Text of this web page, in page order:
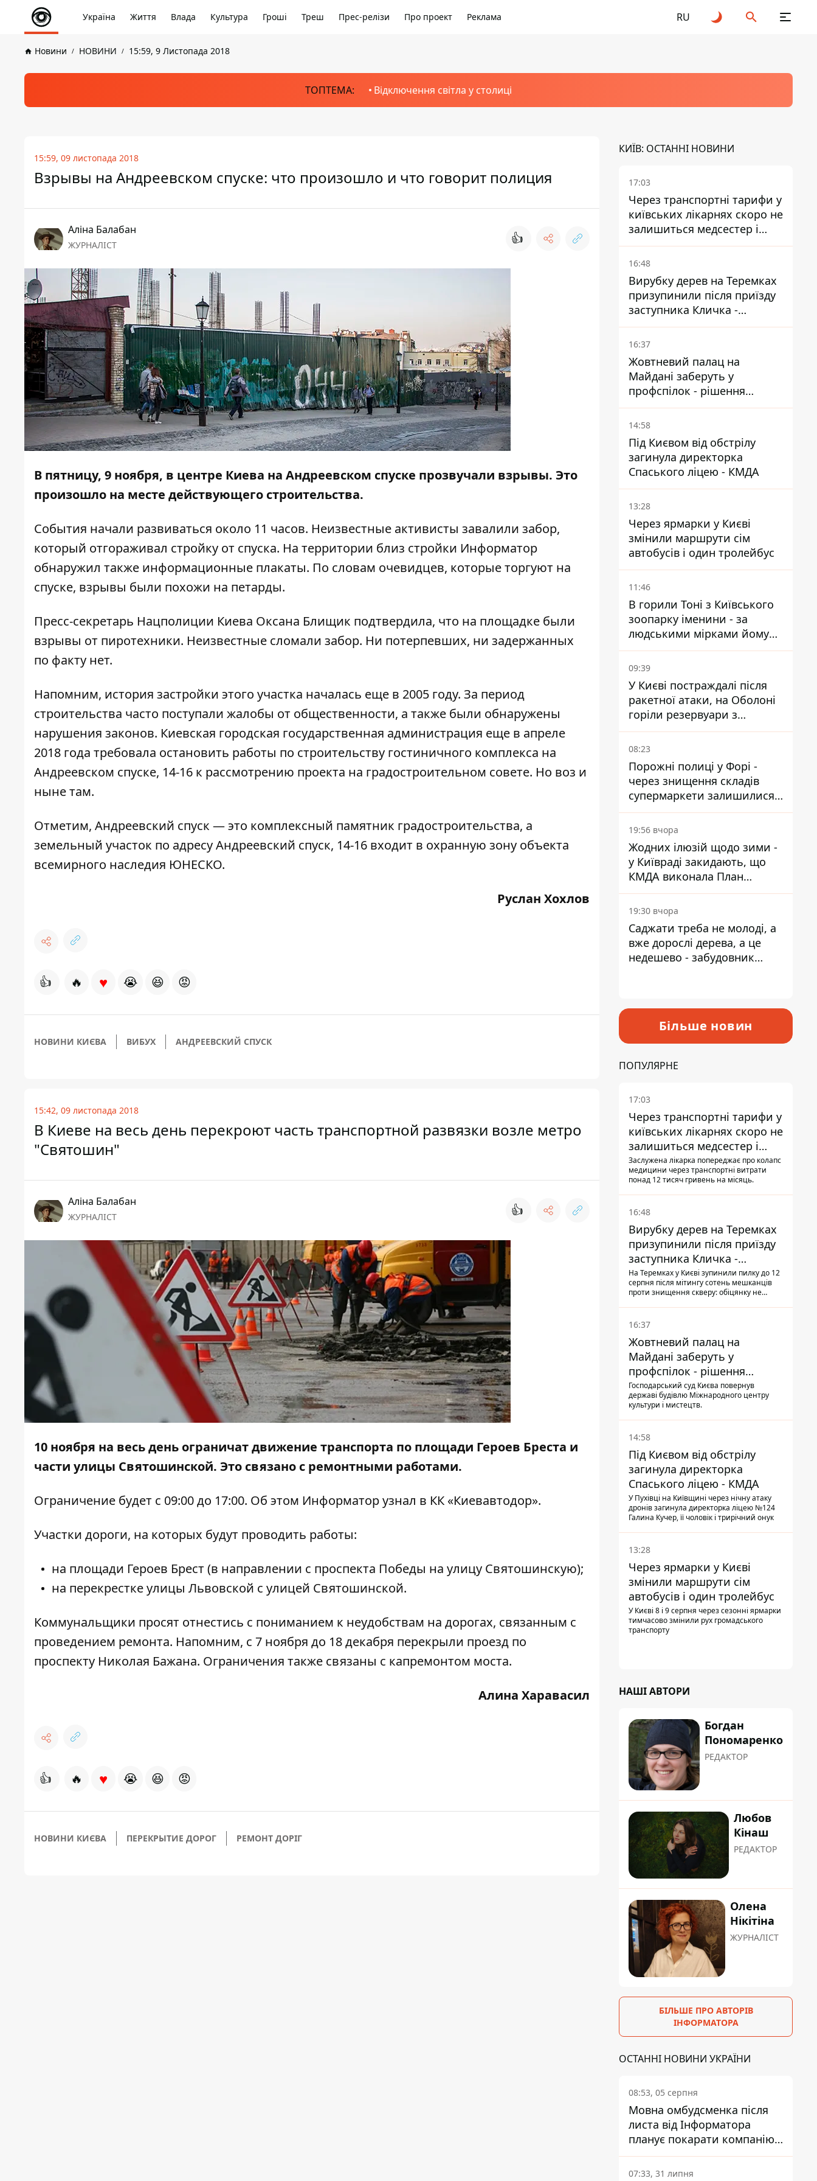
Україна Життя Влада Культура Гроші Треш Прес-релізи Про проект Реклама RU
Новини НОВИНИ 15:59, 9 Листопада 2018
ТОПТЕМА: Відключення світла у столиці
15:59, 09 листопада 2018
Взрывы на Андреевском спуске: что произошло и что говорит полиция
Аліна Балабан
ЖУРНАЛІСТ 👍
В пятницу, 9 ноября, в центре Киева на Андреевском спуске прозвучали взрывы. Это
произошло на месте действующего строительства.
События начали развиваться около 11 часов. Неизвестные активисты завалили забор,
который отгораживал стройку от спуска. На территории близ стройки Информатор
обнаружил также информационные плакаты. По словам очевидцев, которые торгуют на
спуске, взрывы были похожи на петарды.
Пресс-секретарь Нацполиции Киева Оксана Блищик подтвердила, что на площадке были
взрывы от пиротехники. Неизвестные сломали забор. Ни потерпевших, ни задержанных
по факту нет.
Напомним, история застройки этого участка началась еще в 2005 году. За период
строительства часто поступали жалобы от общественности, а также были обнаружены
нарушения законов. Киевская городская государственная администрация еще в апреле
2018 года требовала остановить работы по строительству гостиничного комплекса на
Андреевском спуске, 14-16 к рассмотрению проекта на градостроительном совете. Но воз и
ныне там.
Отметим, Андреевский спуск — это комплексный памятник градостроительства, а
земельный участок по адресу Андреевский спуск, 14-16 входит в охранную зону объекта
всемирного наследия ЮНЕСКО.
Руслан Хохлов
👍 🔥 ♥ 😭 😆 😡
НОВИНИ КИЄВА ВИБУХ АНДРЕЕВСКИЙ СПУСК
15:42, 09 листопада 2018
В Киеве на весь день перекроют часть транспортной развязки возле метро
"Святошин"
Аліна Балабан
ЖУРНАЛІСТ 👍
10 ноября на весь день ограничат движение транспорта по площади Героев Бреста и
части улицы Святошинской. Это связано с ремонтными работами.
Ограничение будет с 09:00 до 17:00. Об этом Информаторузнал в КК «Киевавтодор».
Участки дороги, на которых будут проводить работы:
на площади Героев Брест (в направлении с проспекта Победы на улицу Святошинскую);
на перекрестке улицы Львовской с улицей Святошинской.
Коммунальщики просят отнестись с пониманием к неудобствам на дорогах, связанным с
проведением ремонта. Напомним, с 7 ноября до 18 декабря перекрыли проезд по
проспекту Николая Бажана. Ограничения также связаны с капремонтом моста.
Алина Харавасил
👍 🔥 ♥ 😭 😆 😡
НОВИНИ КИЄВА ПЕРЕКРЫТИЕ ДОРОГ РЕМОНТ ДОРІГ
КИЇВ: ОСТАННІ НОВИНИ
17:03
Через транспортні тарифи у
київських лікарнях скоро не
залишиться медсестер і
санітарок - професор
Голубовська
16:48
Вирубку дерев на Теремках
призупинили після приїзду
заступника Кличка -
почався діалог
16:37
Жовтневий палац на
Майдані заберуть у
профспілок - рішення
Господарського суду
14:58
Під Києвом від обстрілу
загинула директорка
Спаського ліцею - КМДА
13:28
Через ярмарки у Києві
змінили маршрути сім
автобусів і один тролейбус
11:46
В горили Тоні з Київського
зоопарку іменини - за
людськими мірками йому
вже понад 90 років
09:39
У Києві постраждалі після
ракетної атаки, на Оболоні
горіли резервуари з
паливом
08:23
Порожні полиці у Форі -
через знищення складів
супермаркети залишилися
без асортименту
19:56 вчора
Жодних ілюзій щодо зими -
у Київраді закидають, що
КМДА виконала План
стійкості на 20%
19:30 вчора
Саджати треба не молоді, а
вже дорослі дерева, а це
недешево - забудовник
Більше новин
ПОПУЛЯРНЕ
17:03
Через транспортні тарифи у
київських лікарнях скоро не
залишиться медсестер і
санітарок - професор
Голубовська
Заслужена лікарка попереджає про колапс
медицини через транспортні витрати
понад 12 тисяч гривень на місяць.
16:48
Вирубку дерев на Теремках
призупинили після приїзду
заступника Кличка -
почався діалог
На Теремках у Києві зупинили пилку до 12
серпня після мітингу сотень мешканців
проти знищення скверу: обіцянку не
прибув налагодити комунікацію
16:37
Жовтневий палац на
Майдані заберуть у
профспілок - рішення
Господарського суду
Господарський суд Києва повернув
державі будівлю Міжнародного центру
культури і мистецтв.
14:58
Під Києвом від обстрілу
загинула директорка
Спаського ліцею - КМДА
У Пухівці на Київщині через нічну атаку
дронів загинула директорка ліцею №124
Галина Кучер, її чоловік і трирічний онук
13:28
Через ярмарки у Києві
змінили маршрути сім
автобусів і один тролейбус
У Києві 8 і 9 серпня через сезонні ярмарки
тимчасово змінили рух громадського
транспорту
НАШІ АВТОРИ
Богдан
Пономаренко
РЕДАКТОР
Любов
Кінаш
РЕДАКТОР
Олена
Нікітіна
ЖУРНАЛІСТ
БІЛЬШЕ ПРО АВТОРІВ
ІНФОРМАТОРА
ОСТАННІ НОВИНИ УКРАЇНИ
08:53, 05 серпня
Мовна омбудсменка після
листа від Інформатора
планує покарати компанію-
підрядника ПриватБанку
07:33, 31 липня